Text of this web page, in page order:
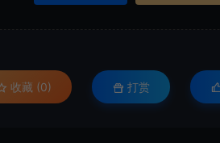
收藏 (0) 打赏